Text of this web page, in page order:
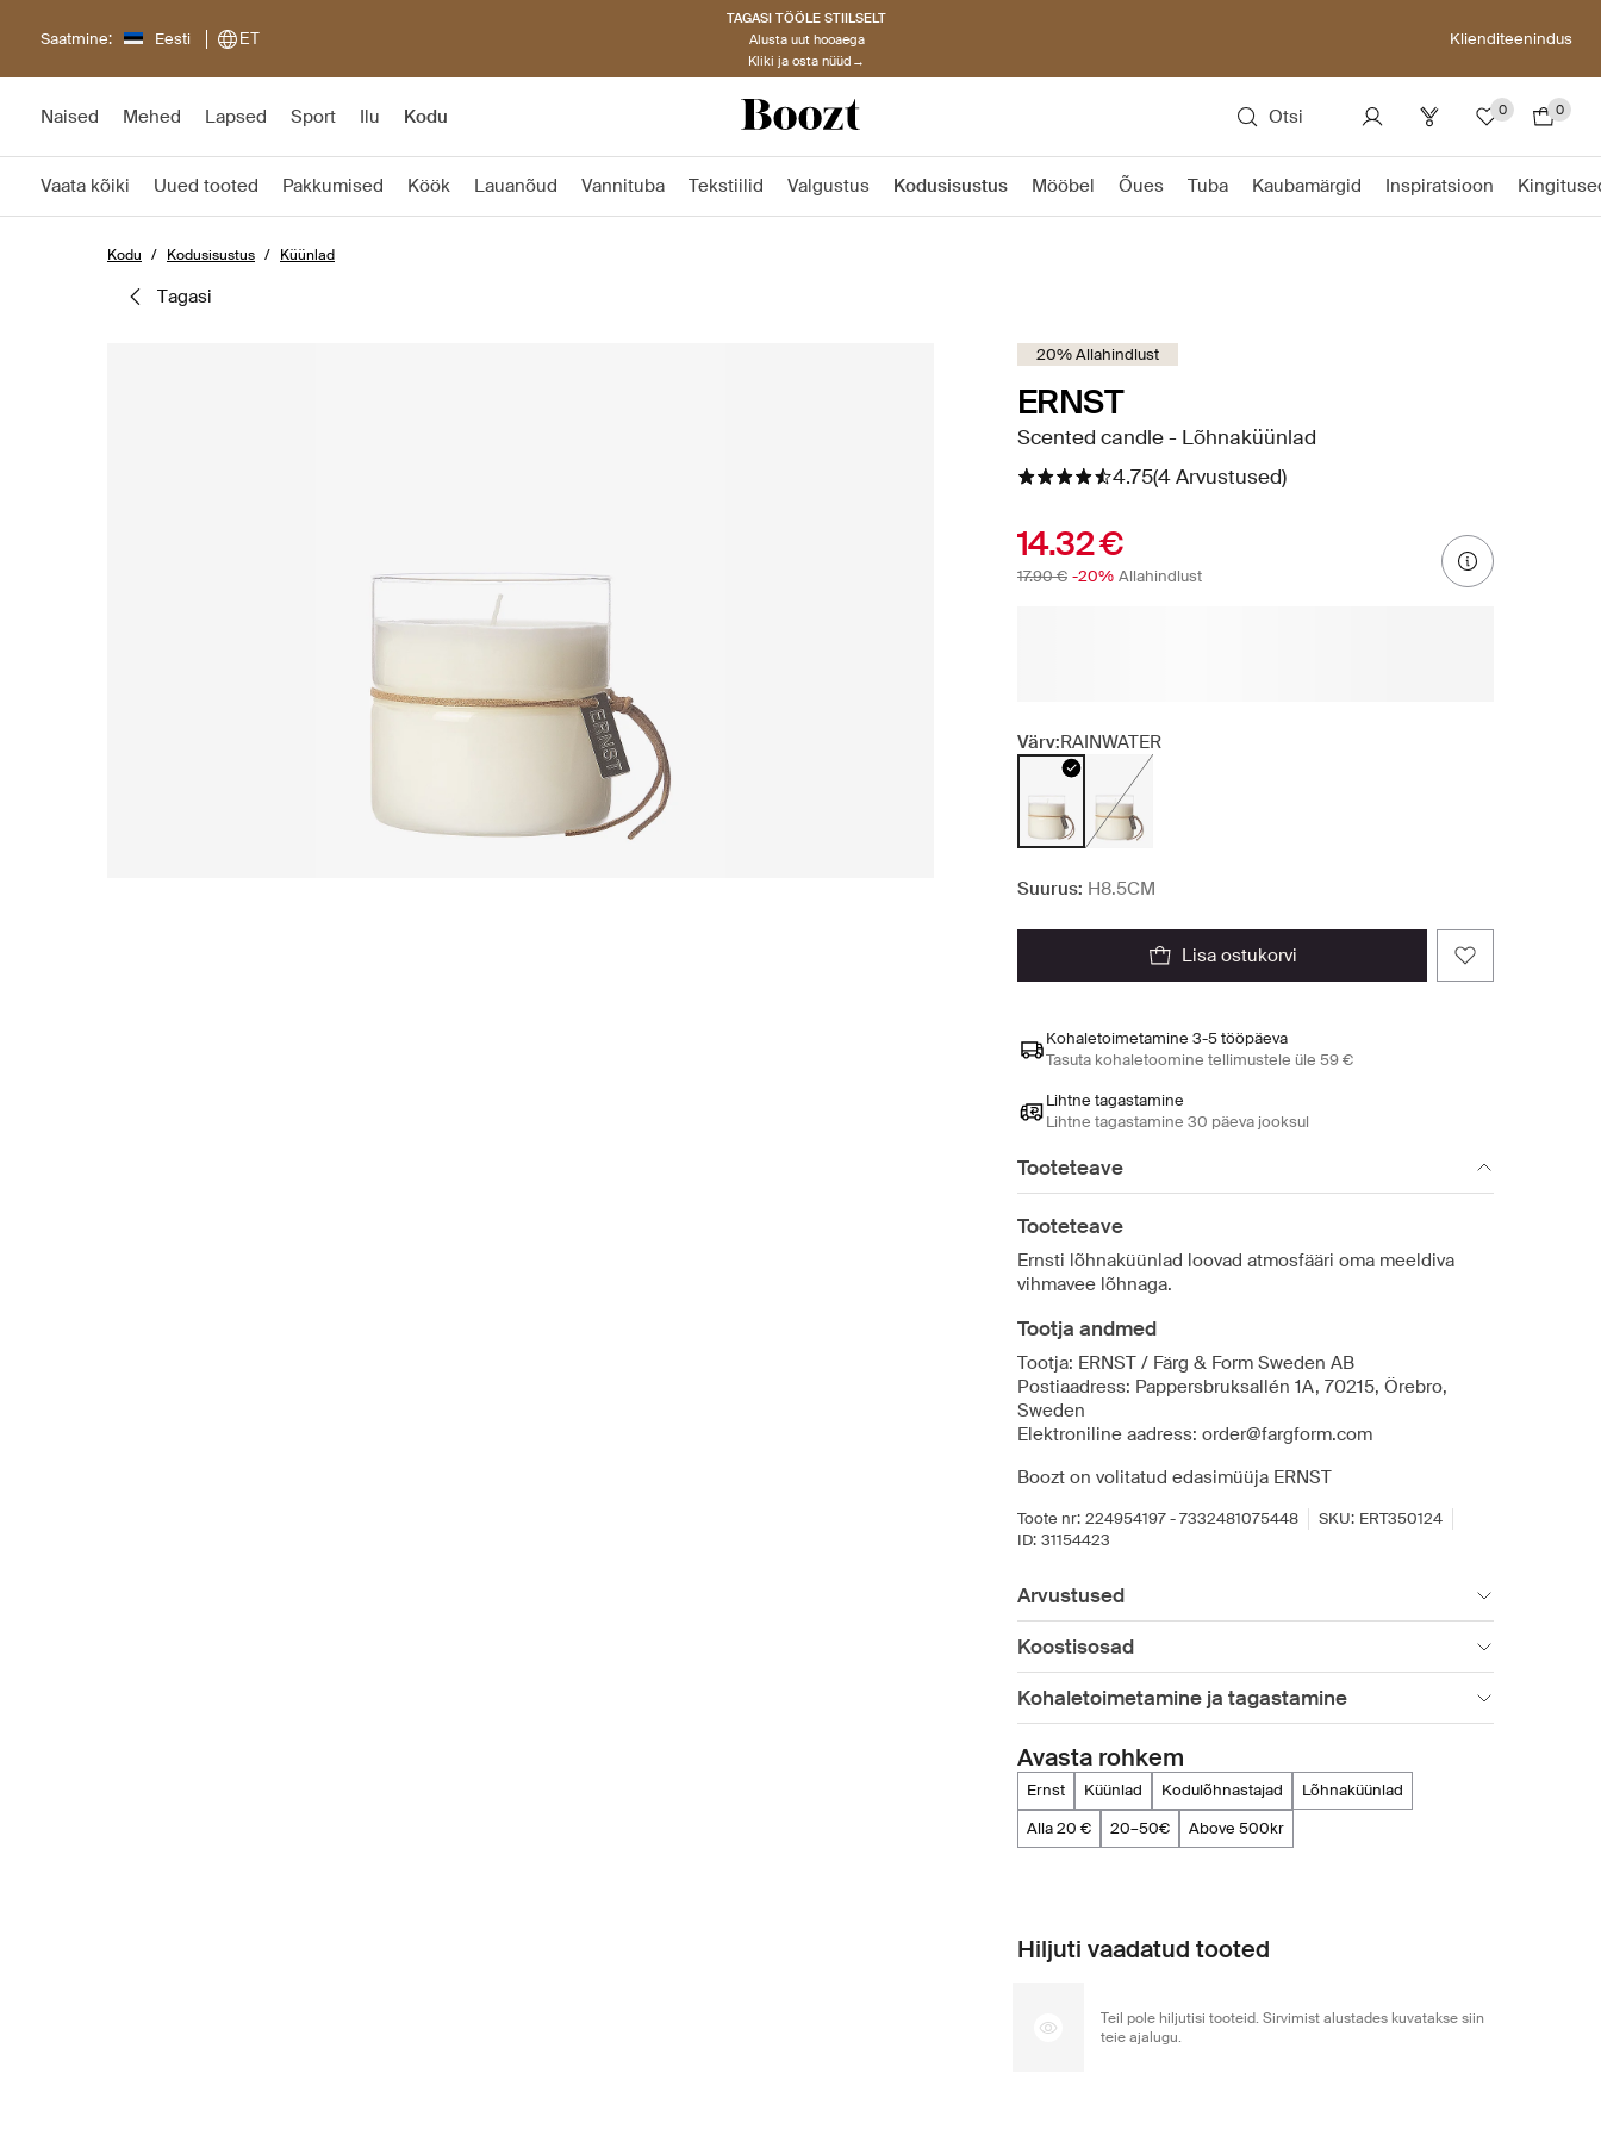
Saatmine: Eesti ET
TAGASI TÖÖLE STIILSELT
Alusta uut hooaega
Kliki ja osta nüüd→
Klienditeenindus
Naised Mehed Lapsed Sport Ilu Kodu Otsi 0 0
Vaata kõiki Uued tooted Pakkumised Köök Lauanõud Vannituba Tekstiilid Valgustus Kodusisustus Mööbel Õues Tuba Kaubamärgid Inspiratsioon
Kodu Kodusisustus Küünlad
tagasi
20% Allahindlust
ERNST
Scented candle - Lõhnaküünlad
4.75(4 Arvustused)
14.32 €
17.90 € -20% Allahindlust
Värv:RAINWATER
Suurus: H8.5CM
lisa ostukorvi
Kohaletoimetamine 3-5 tööpäeva
Tasuta kohaletoomine tellimustele üle 59 €
Lihtne tagastamine
Lihtne tagastamine 30 päeva jooksul
Tooteteave
Tooteteave
Ernsti lõhnaküünlad loovad atmosfääri oma meeldiva
vihmavee lõhnaga.
Tootja andmed
Tootja: ERNST / Färg & Form Sweden AB
Postiaadress: Pappersbruksallén 1A, 70215, Örebro,
Sweden
Elektroniline aadress: order@fargform.com
Boozt on volitatud edasimüüja ERNST
Toote nr: 224954197 - 7332481075448 SKU: ERT350124
ID: 31154423
Arvustused
Koostisosad
Kohaletoimetamine ja tagastamine
Avasta rohkem
ernst küünlad kodulõhnastajad
lõhnaküünlad
alla 20 €
20–50€ above 500kr
Hiljuti vaadatud tooted
Teil pole hiljutisi tooteid. Sirvimist alustades kuvatakse siin
teie ajalugu.